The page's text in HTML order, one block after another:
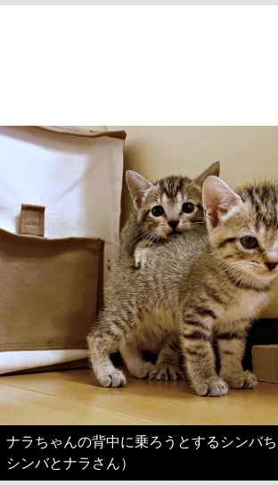
ナラちゃんの背中に乗ろうとするシンバち
シンバとナラさん）